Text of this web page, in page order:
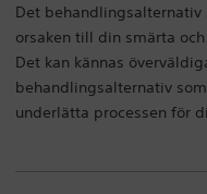
Det
orsaken till din smärta
Det kan kännas
behandlingsalternativ
underlätta processen för